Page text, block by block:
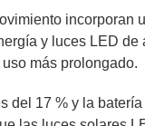
incorporan
y luces LED de
más prolongado.
del 17 % y la